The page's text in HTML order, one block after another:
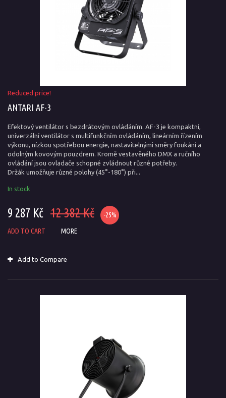
Reduced price!
ANTARI AF-3
Efektový ventilátor s bezdrátovým ovládáním. AF-3 je kompaktní,
univerzální ventilátor s multifunkčním ovládáním, lineárním řízením
výkonu, nízkou spotřebou energie, nastavitelnými směry foukání a
odolným kovovým pouzdrem. Kromě vestavěného DMX a ručního
ovládání jsou ovladače schopné zvládnout různé potřeby.
Držák umožňuje různé polohy (45°-180°) při...
In stock
9 287 Kč 12 382 Kč -25%
ADD TO CART MORE
Add to Compare